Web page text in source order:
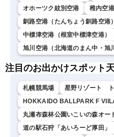
オホーツク紋別空港
稚内空港
釧路空港（たんちょう釧路空港）
中標津空港（根室中標津空港）
旭川空港（北海道のまん中・旭
注目のお出かけスポット
札幌競馬場 星野リゾート
HOKKAIDO BALLPARK F
丸瀬布森林公園いこいの森オー
道の駅石狩「あいろーど厚田」